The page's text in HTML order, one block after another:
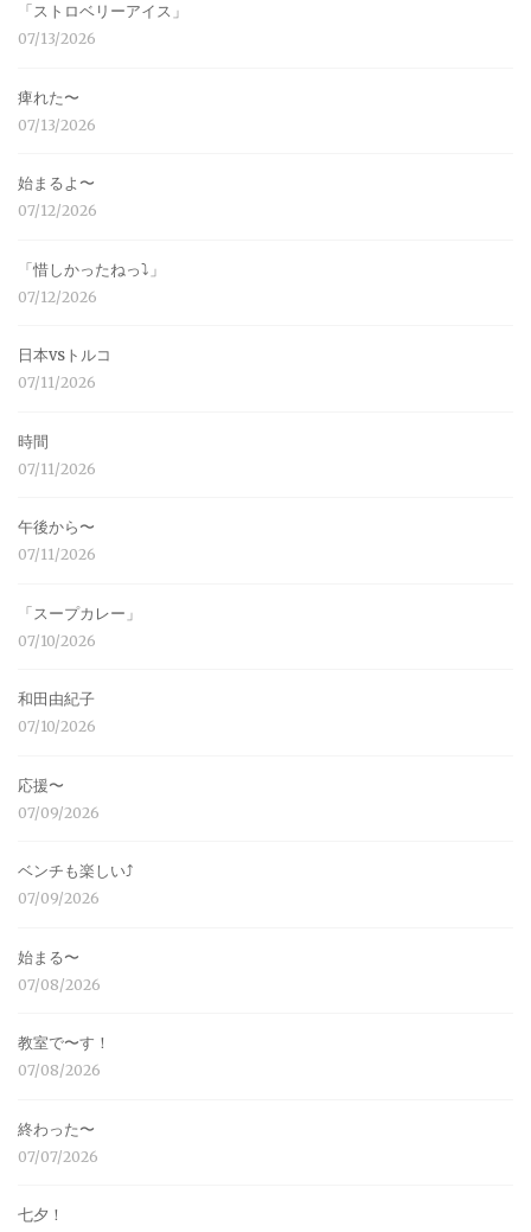
「ストロベリーアイス」
07/13/2026
痺れた〜
07/13/2026
始まるよ〜
07/12/2026
「惜しかったねっ⤵︎」
07/12/2026
日本vsトルコ
07/11/2026
時間
07/11/2026
午後から〜
07/11/2026
「スープカレー」
07/10/2026
和田由紀子
07/10/2026
応援〜
07/09/2026
ベンチも楽しい⤴︎
07/09/2026
始まる〜
07/08/2026
教室で〜す！
07/08/2026
終わった〜
07/07/2026
七夕！